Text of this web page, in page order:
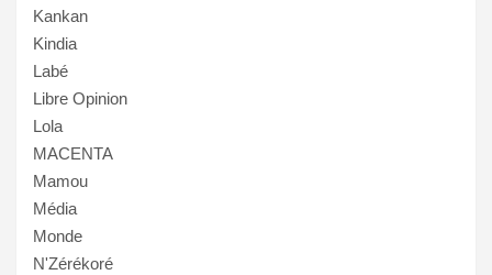
Kankan
Kindia
Labé
Libre Opinion
Lola
MACENTA
Mamou
Média
Monde
N'Zérékoré